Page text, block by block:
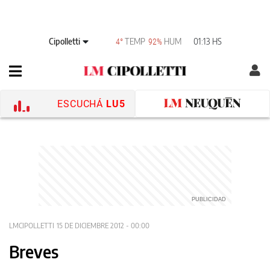
Cipolletti 4° TEMP 92% HUM 01:13 HS
ESCUCHÁ LU5
LMCIPOLLETTI 15 DE DICIEMBRE 2012 - 00:00
Breves